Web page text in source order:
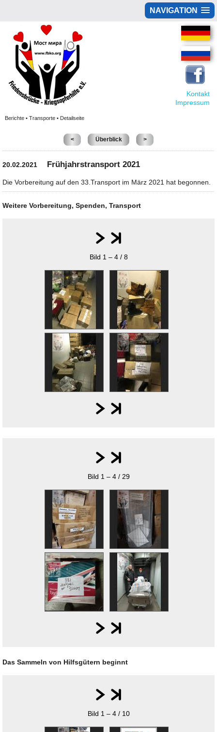
NAVIGATION
Kontakt
Impressum
Berichte • Transporte • Detailseite
< Überblick >
20.02.2021 Frühjahrstransport 2021
Die Vorbereitung auf den 33.Transport im März 2021 hat begonnen.
Weitere Vorbereitung, Spenden, Transport
Das Sammeln von Hilfsgütern beginnt